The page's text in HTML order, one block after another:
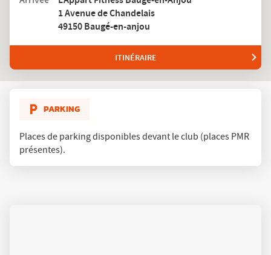
club
L'Appart
1 Avenue de Chandelais
49150 Baugé-en-anjou
ITINÉRAIRE
JUSQU'AU
ANJOU
PARKING
Places de parking disponibles devant le club (places PMR
présentes).